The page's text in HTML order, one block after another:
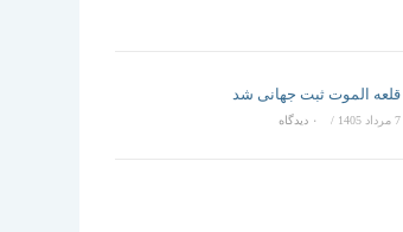
قلعه الموت ثبت جهانی شد
7 مرداد 1405 / ۰ دیدگاه